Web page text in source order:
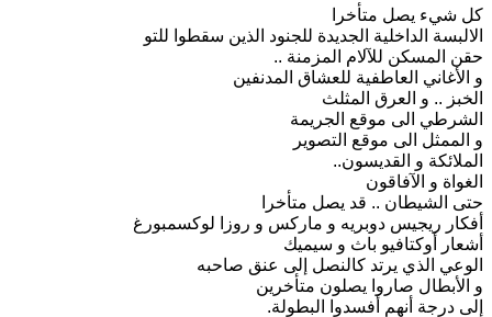
كل شيء يصل متأخرا
الالبسة الداخلية الجديدة للجنود الذين سقطوا للتو
حقن المسكن للآلام المزمنة ..
و اﻷغاني العاطفية للعشاق المدنفين
الخبز .. و العرق المثلث
الشرطي الى موقع الجريمة
و الممثل الى موقع التصوير
الملائكة و القديسون..
الغواة و الآفاقون
حتى الشيطان .. قد يصل متأخرا
أفكار ريجيس دوبريه و ماركس و روزا لوكسمبورغ
أشعار أوكتافيو باث و سيميك
الوعي الذي يرتد كالنصل إلى عنق صاحبه
و اﻷبطال صاروا يصلون متأخرين
إلى درجة أنهم أفسدوا البطولة.